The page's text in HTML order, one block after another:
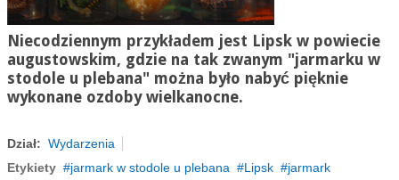
Niecodziennym przykładem jest Lipsk w powiecie
augustowskim, gdzie na tak zwanym "jarmarku w
stodole u plebana" można było nabyć pięknie
wykonane ozdoby wielkanocne.
Dział: Wydarzenia
Etykiety
jarmark w stodole u plebana Lipsk
jarmark